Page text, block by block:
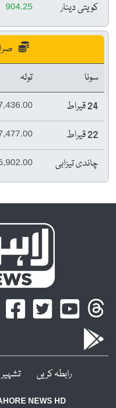
کویتی دینار 904.25
سونا
تولہ
24 قیراط
22 قیراط
چاندی تیزابی
رابطہ کریں
NEWS HD